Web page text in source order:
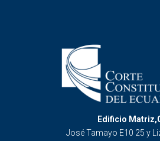
Edificio
José Tamayo E10 25 y